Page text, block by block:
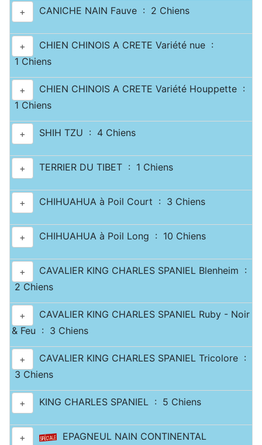
+ CANICHE NAIN Fauve : 2 Chiens
+
CHIEN CHINOIS A CRETE Variété nue :
1 Chiens
+
CHIEN CHINOIS A CRETE Variété Houppette :
1 Chiens
+ SHIH TZU : 4 Chiens
+ TERRIER DU TIBET : 1 Chiens
+ CHIHUAHUA à Poil Court : 3 Chiens
+ CHIHUAHUA à Poil Long : 10 Chiens
+
CAVALIER KING CHARLES SPANIEL Blenheim :
2 Chiens
+
CAVALIER KING CHARLES SPANIEL Ruby - Noir
& Feu : 3 Chiens
+
CAVALIER KING CHARLES SPANIEL Tricolore :
3 Chiens
+ KING CHARLES SPANIEL : 5 Chiens
+
EPAGNEUL NAIN CONTINENTAL